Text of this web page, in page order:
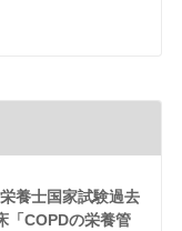
養士国家試験過去
「COPDの栄養管